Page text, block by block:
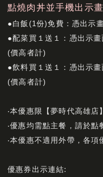
點燒肉丼並手機出示
●白飯(1份)免費：憑出示
●配菜買１送１：憑出示
(價高者計)
●飲料買１送１：憑出示
(價高者計)
‧本優惠限【夢時代高雄店
‧優惠均需點主餐，請於點
‧本優惠不適用外帶，各項
優惠券出示連結: